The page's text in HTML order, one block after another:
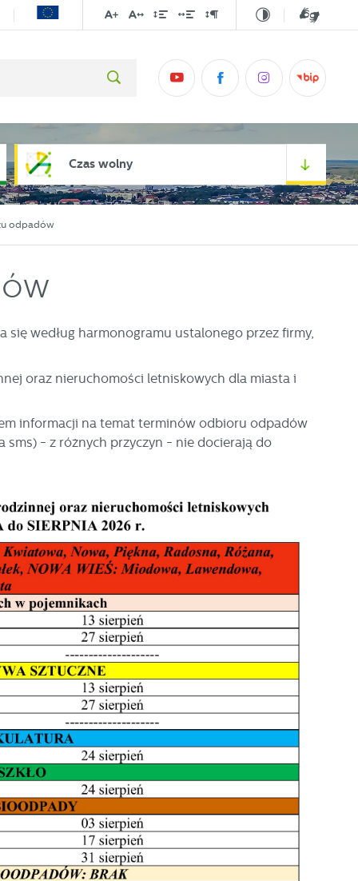
Czas wolny
odpadów
według harmonogramu ustalonego przez firmy,
oraz nieruchomości letniskowych dla miasta i
informacji na temat terminów odbioru odpadów
- z różnych przyczyn - nie docierają do